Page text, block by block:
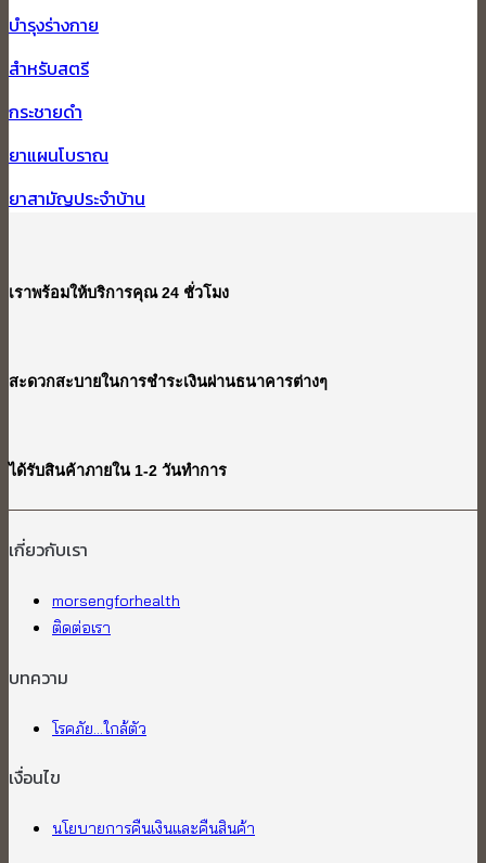
บำรุงร่างกาย
สำหรับสตรี
กระชายดำ
ยาแผนโบราณ
ยาสามัญประจำบ้าน
เราพร้อมให้บริการคุณ 24 ชั่วโมง
สะดวกสะบายในการชำระเงินผ่านธนาคารต่างๆ
ได้รับสินค้าภายใน 1-2 วันทำการ
เกี่ยวกับเรา​
morsengforhealth
ติดต่อเรา
บทความ
โรคภัย...ใกล้ตัว
เงื่อนไข
นโยบายการคืนเงินและคืนสินค้า